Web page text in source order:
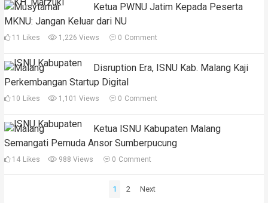
Ketua PWNU Jatim Kepada Peserta
MKNU: Jangan Keluar dari NU
11 Likes 1,226 Views 0 Comment
Disruption Era, ISNU Kab. Malang Kaji
Perkembangan Startup Digital
10 Likes 1,101 Views 0 Comment
Ketua ISNU Kabupaten Malang
Semangati Pemuda Ansor Sumberpucung
14 Likes 988 Views 0 Comment
1 2 Next